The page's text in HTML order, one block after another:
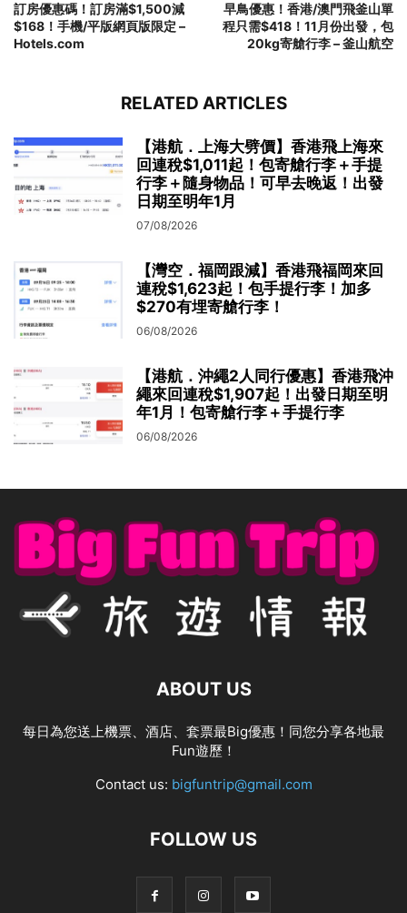
訂房優惠碼！訂房滿$1,500減
$168！手機/平版網頁版限定 –
Hotels.com
早鳥優惠！香港/澳門飛釜山單
程只需$418！11月份出發，包
20kg寄艙行李 – 釜山航空
RELATED ARTICLES
【港航．上海大劈價】香港飛上海來
回連稅$1,011起！包寄艙行李＋手提
行李＋隨身物品！可早去晚返！出發
日期至明年1月
07/08/2026
【灣空．福岡跟減】香港飛福岡來回
連稅$1,623起！包手提行李！加多
$270有埋寄艙行李！
06/08/2026
【港航．沖繩2人同行優惠】香港飛沖
繩來回連稅$1,907起！出發日期至明
年1月！包寄艙行李＋手提行李
06/08/2026
ABOUT US
每日為您送上機票、酒店、套票最Big優惠！同您分享各地最
Fun遊歷！
Contact us: bigfuntrip@gmail.com
FOLLOW US